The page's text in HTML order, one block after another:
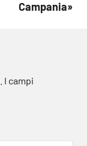
Campania»
I campi